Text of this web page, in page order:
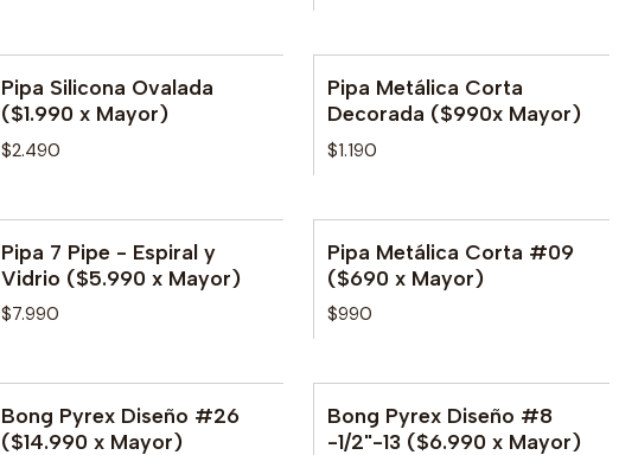
No disponible
Pipa Silicona Ovalada
($1.990 x Mayor)
$2.490
No disponible
Pipa Metálica Corta
Decorada ($990x Mayor)
$1.190
No disponible
Pipa 7 Pipe - Espiral y
Vidrio ($5.990 x Mayor)
$7.990
No disponible
Pipa Metálica Corta #09
($690 x Mayor)
$990
Bong Pyrex Diseño #26
($14.990 x Mayor)
Bong Pyrex Diseño #8
-1/2"-13 ($6.990 x Mayor)